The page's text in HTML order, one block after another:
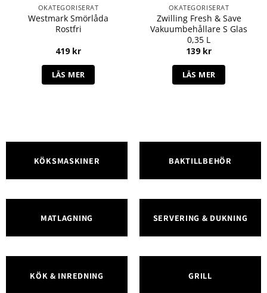
OKATEGORISERAT
Westmark Smörlåda
Rostfri
419 kr
LÄS MER
OKATEGORISERAT
Zwilling Fresh & Save
Vakuumbehållare S Glas
0,35 L
139 kr
LÄS MER
KÖKSMASKINER BAKTILLBEHÖR
MATLAGNING SERVERING & DUKNING
KÖK & INREDNING GRILL